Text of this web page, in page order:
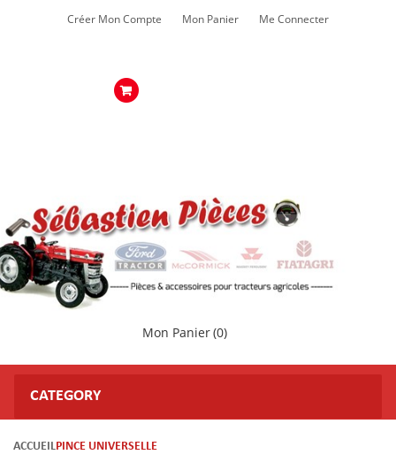
Créer Mon Compte Mon Panier Me Connecter
Mon Panier(0)
CATEGORY
ACCUEILPINCE UNIVERSELLE